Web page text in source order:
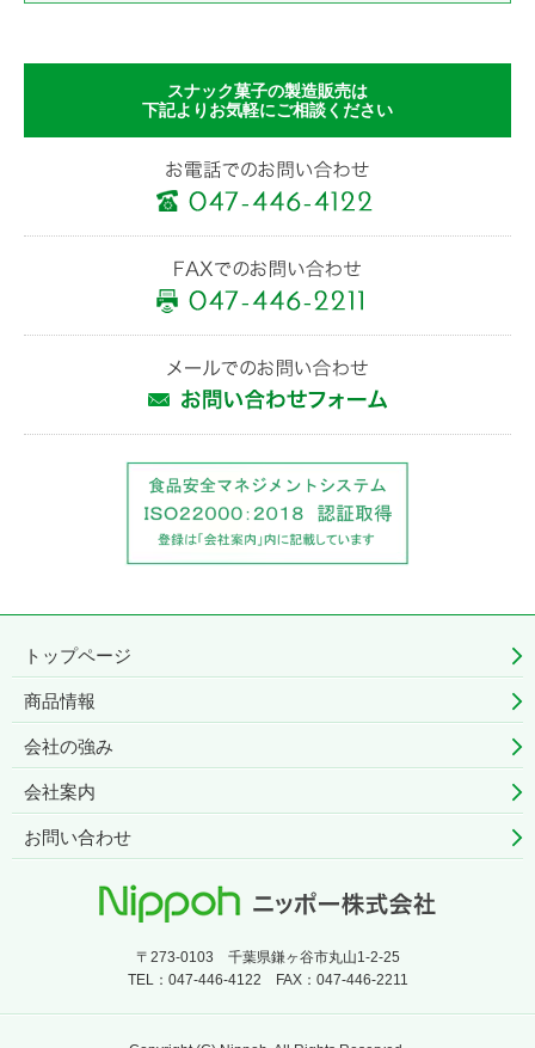
スナック菓子の製造販売は
下記よりお気軽にご相談ください
トップページ
商品情報
会社の強み
会社案内
お問い合わせ
〒273-0103 千葉県鎌ヶ谷市丸山1-2-25
TEL： 047-446-4122 FAX：047-446-2211